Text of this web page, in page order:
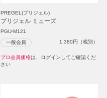
PREGEL(プリジェル)
プリジェル ミューズ
PGU-M121
一般会員 1,380円（税別）
プロ会員価格は、ログインしてご確認くだ
さい